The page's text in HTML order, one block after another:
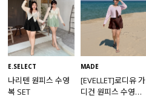
E.SELECT
나리텐 원피스 수영
복 SET
MADE
[EVELLET]로디유 가
디건 원피스 수영복